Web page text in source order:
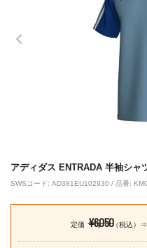
アディダス ENTRADA 半袖シャ
SWSコード: AD381EU102930 / 品番:
定価 ¥6,050（税込）